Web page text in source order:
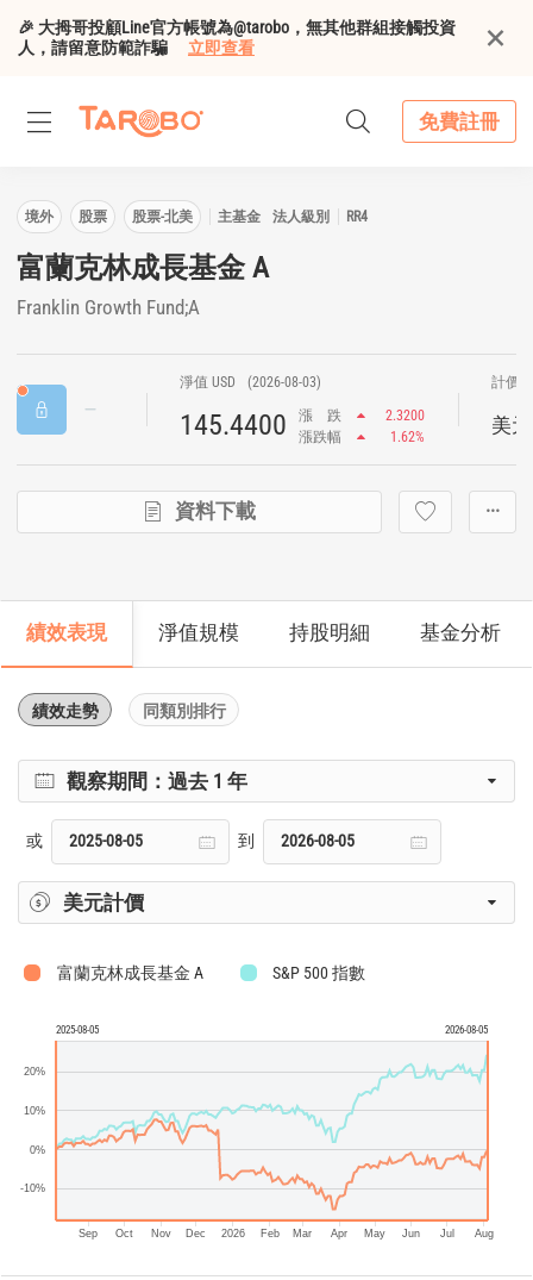
🎉 大拇哥投顧Line官方帳號為@tarobo，無其他群組接觸投資
人，請留意防範詐騙
立即查看
免費註冊
境外 股票 股票-北美 主基金 法人級別 RR4
富蘭克林成長基金 A
Franklin Growth Fund;A
淨值 USD (2026-08-03)
145.4400 漲 跌
2.3200
漲跌幅
1.62%
計價
美元
資料下載 ···
績效表現 淨值規模 持股明細 基金分析
績效走勢 同類別排行
觀察期間：過去 1 年
或 到
美元計價
富蘭克林成長基金 A S&P 500 指數
2025-08-05 2026-08-05
Sep Oct Nov Dec 2026 Feb Mar Apr May Jun Jul Aug
-10%
0%
10%
20%